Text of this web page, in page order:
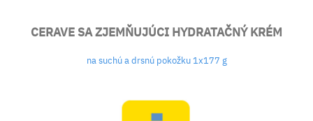
CERAVE SA ZJEMŇUJÚCI HYDRATAČNÝ KRÉM
na suchú a drsnú pokožku 1x177 g